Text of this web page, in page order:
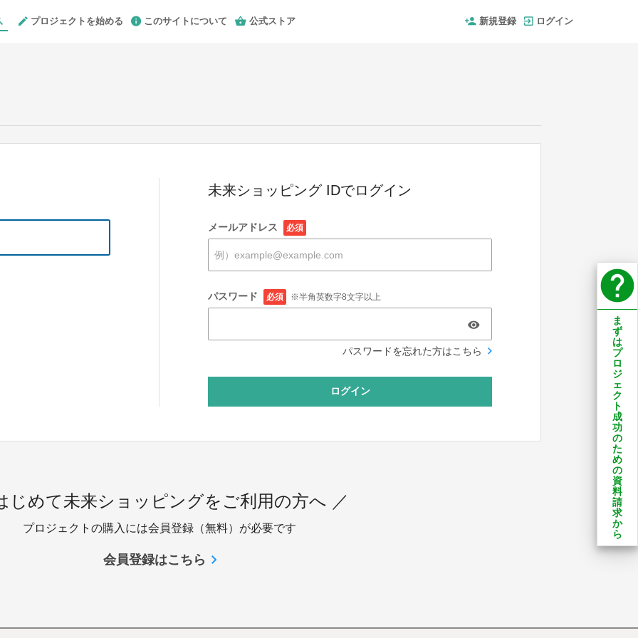
プロジェクトを始める このサイトについて 公式ストア 新規登録 ログイン
未来ショッピング IDでログイン
メールアドレス 必須
パスワード 必須 ※半角英数字8文字以上
パスワードを忘れた方はこちら
ログイン
じめて未来ショッピングをご利用の方へ ／
プロジェクトの購入には会員登録（無料）が必要です
会員登録はこちら
help
ま
ず
は
プ
ロ
ジ
ェ
ク
ト
成
功
の
た
め
の
資
料
請
求
か
ら